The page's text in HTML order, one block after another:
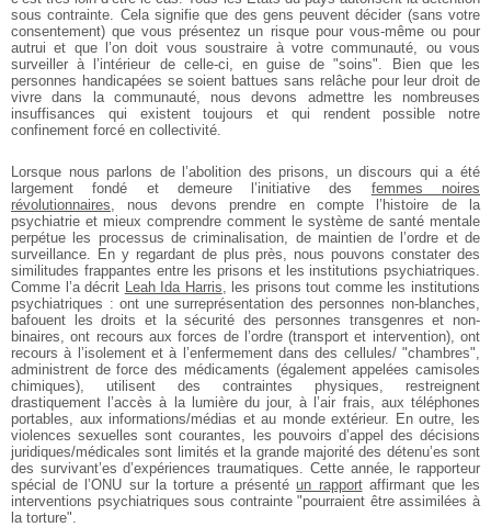
sous contrainte. Cela signifie que des gens peuvent décider (sans votre
consentement) que vous présentez un risque pour vous-même ou pour
autrui et que l’on doit vous soustraire à votre communauté, ou vous
surveiller à l’intérieur de celle-ci, en guise de "soins". Bien que les
personnes handicapées se soient battues sans relâche pour leur droit de
vivre dans la communauté, nous devons admettre les nombreuses
insuffisances qui existent toujours et qui rendent possible notre
confinement forcé en collectivité.
Lorsque nous parlons de l’abolition des prisons, un discours qui a été
largement fondé et demeure l’initiative des femmes noires
révolutionnaires, nous devons prendre en compte l’histoire de la
psychiatrie et mieux comprendre comment le système de santé mentale
perpétue les processus de criminalisation, de maintien de l’ordre et de
surveillance. En y regardant de plus près, nous pouvons constater des
similitudes frappantes entre les prisons et les institutions psychiatriques.
Comme l’a décrit Leah Ida Harris, les prisons tout comme les institutions
psychiatriques : ont une surreprésentation des personnes non-blanches,
bafouent les droits et la sécurité des personnes transgenres et non-
binaires, ont recours aux forces de l’ordre (transport et intervention), ont
recours à l’isolement et à l’enfermement dans des cellules/ "chambres",
administrent de force des médicaments (également appelées camisoles
chimiques), utilisent des contraintes physiques, restreignent
drastiquement l’accès à la lumière du jour, à l’air frais, aux téléphones
portables, aux informations/médias et au monde extérieur. En outre, les
violences sexuelles sont courantes, les pouvoirs d’appel des décisions
juridiques/médicales sont limités et la grande majorité des détenu’es sont
des survivant’es d’expériences traumatiques. Cette année, le rapporteur
spécial de l’ONU sur la torture a présentéun rapportaffirmant que les
interventions psychiatriques sous contrainte "pourraient être assimilées à
la torture".